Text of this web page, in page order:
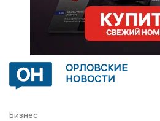
ОРЛОВСКИЕ
НОВОСТИ
Бизнес